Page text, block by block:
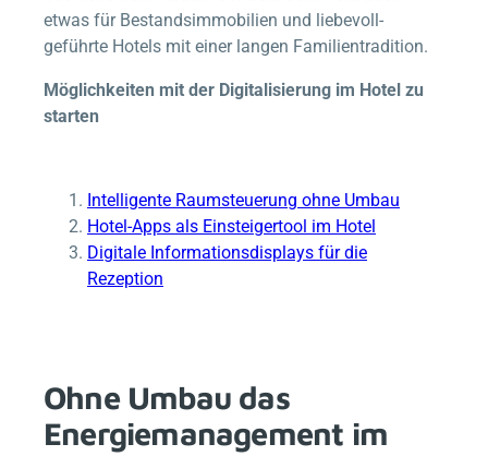
etwas für Bestandsimmobilien und liebevoll-
geführte Hotels mit einer langen Familientradition.
Möglichkeiten mit der Digitalisierung im Hotel zu
starten
Intelligente Raumsteuerung ohne Umbau
Hotel-Apps als Einsteigertool im Hotel
Digitale Informationsdisplays für die
Rezeption
Ohne Umbau das
Energiemanagement im